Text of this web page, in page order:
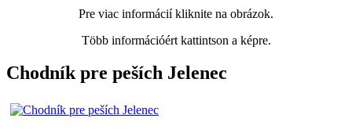
Pre viac informácií kliknite na obrázok.
Több információért kattintson a képre.
Chodník pre peších Jelenec